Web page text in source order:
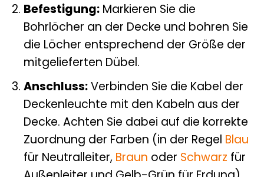
Befestigung:Markieren Sie die
Bohrlöcher an der Decke und bohren Sie
die Löcher entsprechend der Größe der
mitgelieferten Dübel.
Anschluss:Verbinden Sie die Kabel der
Deckenleuchte mit den Kabeln aus der
Decke. Achten Sie dabei auf die korrekte
Zuordnung der Farben (in der Regel Blau
für Neutralleiter, Braun oder Schwarz für